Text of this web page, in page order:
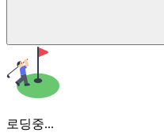
로딩중...